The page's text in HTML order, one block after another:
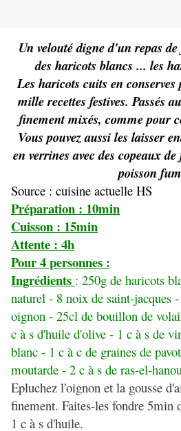
Un velouté digne d'un repas
des haricots blancs ... les
Les haricots cuits en
mille recettes festives. Passés
finement mixés, comme pour
Vous pouvez aussi les laisser
en verrines avec des copeaux
poisson
Source : cuisine actuelle HS
Préparation : 10min
Cuisson : 15min
Attente : 4h
Pour 4 personnes :
Ingrédients : 250g de haricots
naturel - 8 noix de saint-jacques
oignon - 25cl de bouillon de
c à s d'huile d'olive - 1 c à s de
blanc - 1 c à c de graines de
moutarde - 2 c à s de ras-el-
Epluchez l'oignon et la gousse
finement. Faites-les fondre 5min
1 c à s d'huile.